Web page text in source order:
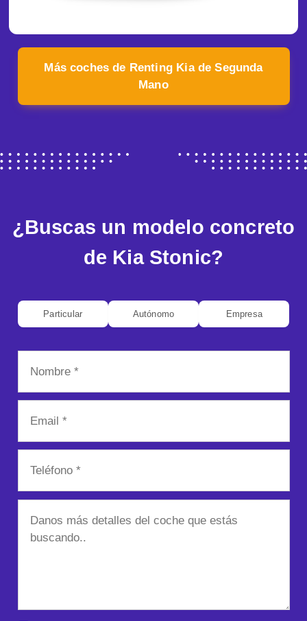
Más coches de Renting Kia de Segunda
Mano
¿Buscas un modelo concreto
de Kia Stonic?
Particular Autónomo Empresa